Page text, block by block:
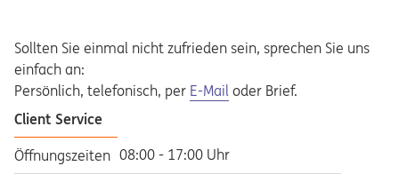
Sollten Sie einmal nicht zufrieden sein, sprechen Sie uns
einfach an:
Persönlich, telefonisch, per E-Mail oder Brief.
Client Service
Öffnungszeiten 08:00 - 17:00 Uhr